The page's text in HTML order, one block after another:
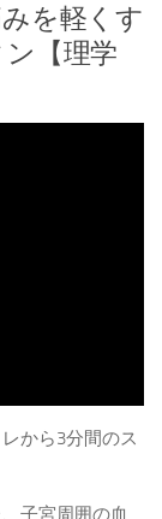
を軽くす
【理学
から3分間のス
子宮周囲の血